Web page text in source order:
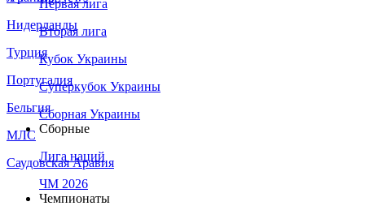
Нидерланды
Турция
Португалия
Бельгия
МЛС
Саудовская Аравия
Первая лига
Вторая лига
Кубок Украины
Суперкубок Украины
Сборная Украины
Сборные
Лига наций
ЧМ 2026
Чемпионаты